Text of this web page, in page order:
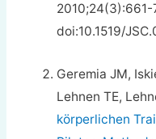
2010;24(3):661-
doi:10.1519/
Geremia JM,
Lehnen TE,
körperlichen